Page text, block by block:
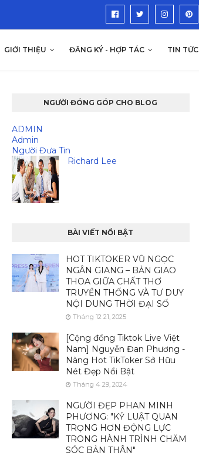
GIỚI THIỆU ĐĂNG KÝ - HỢP TÁC TIN TỨC
NGƯỜI ĐÓNG GÓP CHO BLOG
ADMIN
Admin
Người Đưa Tin
Richard Lee
BÀI VIẾT NỔI BẬT
HOT TIKTOKER VŨ NGỌC
NGÂN GIANG – BẢN GIAO
THOA GIỮA CHẤT THƠ
TRUYỀN THỐNG VÀ TƯ DUY
NỘI DUNG THỜI ĐẠI SỐ
Tháng 12 21, 2025
[Cộng đồng Tiktok Live Việt
Nam] Nguyễn Đan Phương -
Nàng Hot TikToker Sở Hữu
Nét Đẹp Nổi Bật
Tháng 4 29, 2024
NGƯỜI ĐẸP PHAN MINH
PHƯƠNG: "KỶ LUẬT QUAN
TRỌNG HƠN ĐỘNG LỰC
TRONG HÀNH TRÌNH CHĂM
SÓC BẢN THÂN"